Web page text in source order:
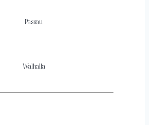
Passau
Walhalla